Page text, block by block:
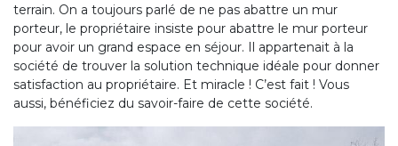
terrain. On a toujours parlé de ne pas abattre un mur
porteur, le propriétaire insiste pour abattre le mur porteur
pour avoir un grand espace en séjour. Il appartenait à la
société de trouver la solution technique idéale pour donner
satisfaction au propriétaire. Et miracle ! C’est fait ! Vous
aussi, bénéficiez du savoir-faire de cette société.